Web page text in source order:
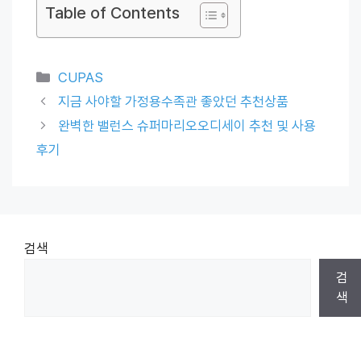
Table of Contents
Categories
CUPAS
지금 사야할 가정용수족관 좋았던 추천상품
완벽한 밸런스 슈퍼마리오오디세이 추천 및 사용
후기
검색
검
색